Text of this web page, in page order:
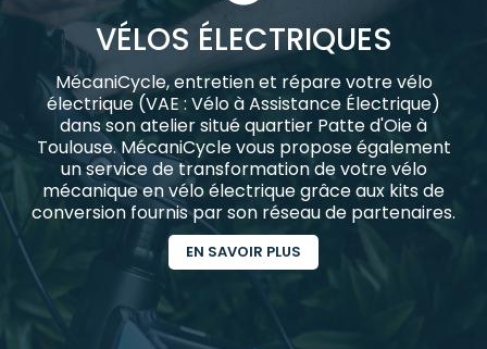
VÉLOS ÉLECTRIQUES
MécaniCycle, entretien et répare votre vélo
électrique (VAE : Vélo à Assistance Électrique)
dans son atelier situé quartier Patte d'Oie à
Toulouse. MécaniCycle vous propose également
un service de transformation de votre vélo
mécanique en vélo électrique grâce aux kits de
conversion fournis par son réseau de partenaires.
EN SAVOIR PLUS